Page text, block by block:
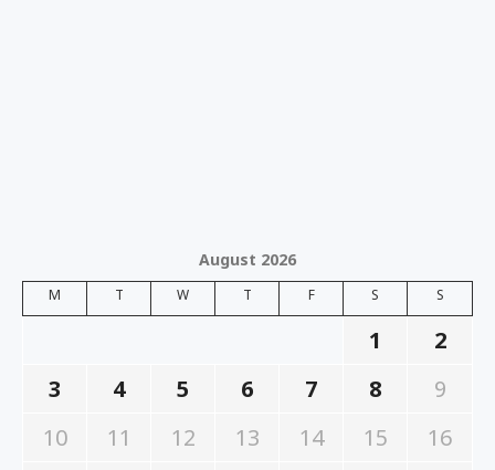
August 2026
M T W T F S S
1
2
3
4 5 6 7 8
9
10
11 12 13 14 15
16